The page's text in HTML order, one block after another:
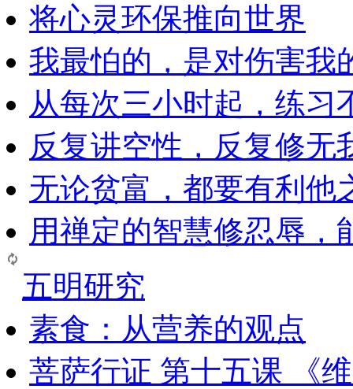
将心灵环保推向世界
我最怕的，是对伤害我
从每次三小时起，练习
反复讲空性，反复修无
无论贫富，都要有利他
用禅定的智慧修忍辱，
五明研究
素食：从营养的观点
菩萨行证 第十五课 《